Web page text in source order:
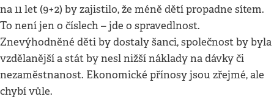
na 11 let (9+2) by zajistilo, že méně dětí propadne sítem.
To není jen o číslech – jde o spravedlnost.
Znevýhodněné děti by dostaly šanci, společnost by byla
vzdělanější a stát by nesl nižší náklady na dávky či
nezaměstnanost. Ekonomické přínosy jsou zřejmé, ale
chybí vůle.